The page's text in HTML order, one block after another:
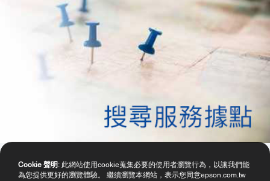
Cookie 聲明 : 此網站使用cookie蒐集必要的使用者瀏覽行為，以讓我們能
為您提供更好的瀏覽體驗。 繼續瀏覽本網站，表示您同意epson.com.tw